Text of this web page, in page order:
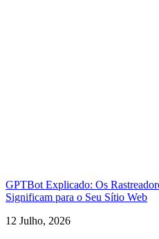
GPTBot Explicado: Os
Significam para o Seu Sítio Web
12 Julho, 2026